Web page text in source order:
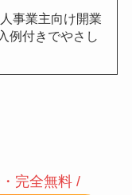
事業主向け開業
例付きでやさし
完全無料 /